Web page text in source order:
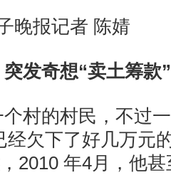
晚报记者 陈婧
发奇想“卖土筹款”
村的村民，不过
经欠下了好几万元
2010 年4月，他